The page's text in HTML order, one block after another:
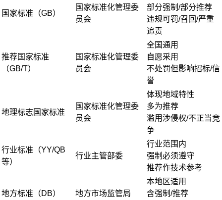
国家标准（GB）
国家标准化管理委
员会
部分强制/部分推荐
违规可罚/召回/严重
追责
推荐国家标准
（GB/T）
国家标准化管理委
员会
全国通用
自愿采用
不处罚但影响招标/信
誉
地理标志国家标准
国家标准化管理委
员会
体现地域特性
多为推荐
滥用涉侵权/不正当竞
争
行业标准（YY/QB
等）
行业主管部委
行业范围内
强制必须遵守
推荐作技术参考
地方标准（DB） 地方市场监管局
本地区适用
含强制/推荐